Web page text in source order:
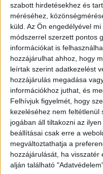
szabott hirdetésekhez és
méréséhez,
küld. Az Ön engedélyével
módszerrel szerzett pontos
információkat is
hozzájárulhat ahhoz, hogy
leírtak szerint adatkezelést
hozzájárulás megadása
információkhoz juthat, és
Felhívjuk figyelmét, hogy
kezeléséhez nem
jogában áll tiltakozni az
beállításai csak erre a
megváltoztathatja a
hozzájárulását, ha
alján található
promótert három és fél
magyar használta, ami
érdeklődést jelent. A
hasznosnak tartják az
pontból átlagosan 4,2-es
szolgáltatásnak.
A chatbot nem csak a
segít: az LG különféle
termékhez kapcsolódó
megmutatja. A
az akciót kínáló üzlet
javasolt terméket
hivatalos partnereitől, a